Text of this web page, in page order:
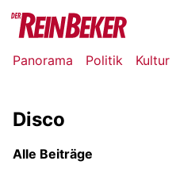
Panorama Politik Kultur
Disco
Alle Beiträge